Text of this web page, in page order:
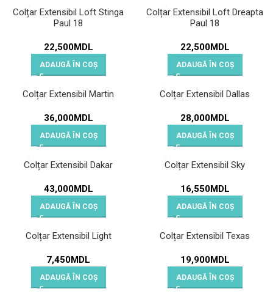
Colțar Extensibil Loft Stinga
Paul 18
22,500MDL
ADAUGĂ ÎN COȘ
Colțar Extensibil Loft Dreapta
Paul 18
22,500MDL
ADAUGĂ ÎN COȘ
Colțar Extensibil Martin
36,000MDL
ADAUGĂ ÎN COȘ
Colțar Extensibil Dallas
28,000MDL
ADAUGĂ ÎN COȘ
Colțar Extensibil Dakar
43,000MDL
ADAUGĂ ÎN COȘ
Colțar Extensibil Sky
16,550MDL
ADAUGĂ ÎN COȘ
Colțar Extensibil Light
7,450MDL
ADAUGĂ ÎN COȘ
Colțar Extensibil Texas
19,900MDL
ADAUGĂ ÎN COȘ